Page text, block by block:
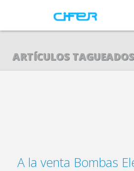
NOSOTROS
ARTÍCULOS
A la venta Bombas